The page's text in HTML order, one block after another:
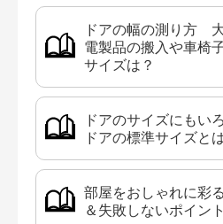
ドアの幅の測り方
電製品の搬入や車椅
サイズは？
ドアのサイズにもい
ドアの標準サイズと
部屋をおしゃれに彩
＆失敗しないポイント